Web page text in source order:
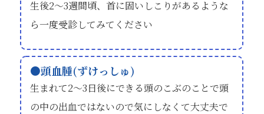
生後2～3週間頃、首に固いしこりがあるような
ら一度受診してみてください
頭血腫(ずけっしゅ)
生まれて2～3日後にできる頭のこぶのことで頭
の中の出血ではないので気にしなくて大丈夫で